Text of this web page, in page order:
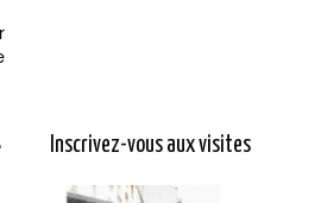
Inscrivez-vous aux visites